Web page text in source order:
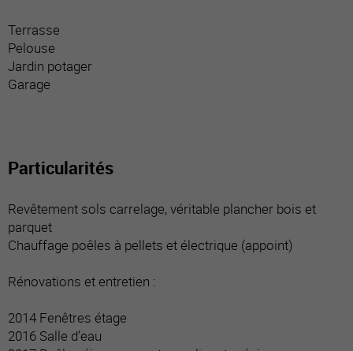
Terrasse
Pelouse
Jardin potager
Garage
Particularités
Revêtement sols carrelage, véritable plancher bois et
parquet
Chauffage poêles à pellets et électrique (appoint)
Rénovations et entretien :
2014 Fenêtres étage
2016 Salle d’eau